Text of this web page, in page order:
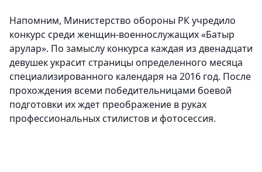
Напомним, Министерство обороны РК учредило
конкурс среди женщин-военнослужащих «Батыр
арулар». По замыслу конкурса каждая из двенадцати
девушек украсит страницы определенного месяца
специализированного календаря на 2016 год. После
прохождения всеми победительницами боевой
подготовки их ждет преображение в руках
профессиональных стилистов и фотосессия.